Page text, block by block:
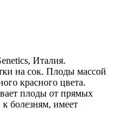
Италия.
на сок. Плоды массой
красного цвета.
плоды от прямых
болезням, имеет